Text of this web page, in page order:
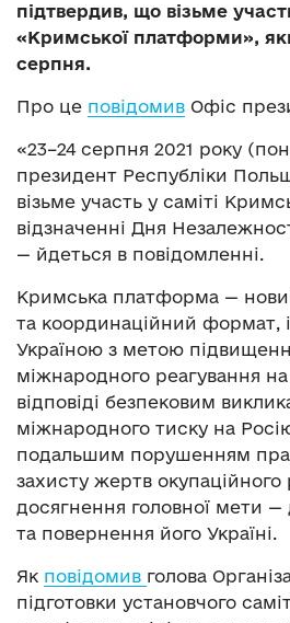
підтвердив, що візьме
«Кримської платформи»,
серпня.
Про це повідомив Офіс
«23–24 серпня 2021 року
президент Республіки
візьме участь у саміті
відзначенні Дня
— йдеться в повідомленні.
Кримська платформа —
та координаційний формат,
Україною з метою
міжнародного реагування
відповіді безпековим
міжнародного тиску на
подальшим порушенням
захисту жертв
досягнення головної мети —
та повернення його Україні.
Як повідомив голова
підготовки установчого